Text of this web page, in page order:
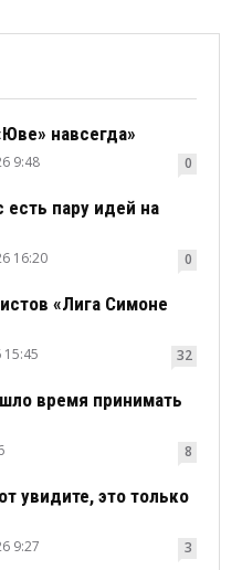
навсегда»
9:48 0
есть пару идей на
16:20 0
«Лига Симоне
15:45 32
время принимать
8
увидите, это только
9:27 3